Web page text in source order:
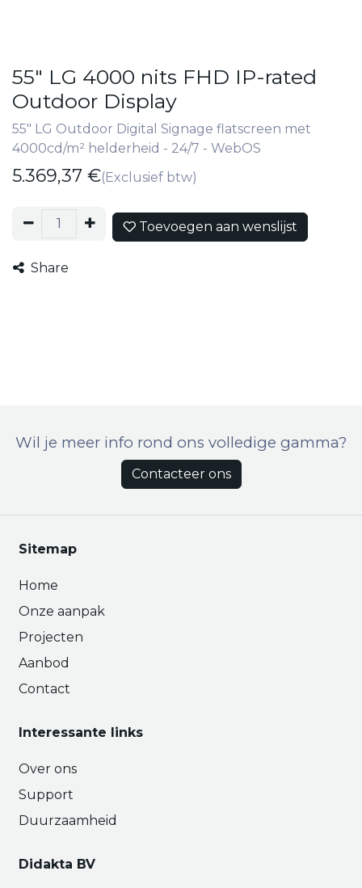
55" LG 4000 nits FHD IP-rated
Outdoor Display
55" LG Outdoor Digital Signage flatscreen met
4000cd/m² helderheid - 24/7 - WebOS
5.369,37 €(Exclusief btw)
Toevoegen aan wenslijst
Share
Wil je meer info rond ons volledige gamma?
Contacteer ons
Sitemap
Home
Onze aanpak
Projecten
Aanbod
Contact
Interessante links
Over ons
Support
Duurzaamheid
Didakta BV